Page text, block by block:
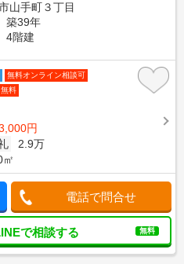
山手町３丁目
築39年
4階建
無料オンライン相談可
料
円
2.9万
㎡
電話で問合せ
で相談する 無料